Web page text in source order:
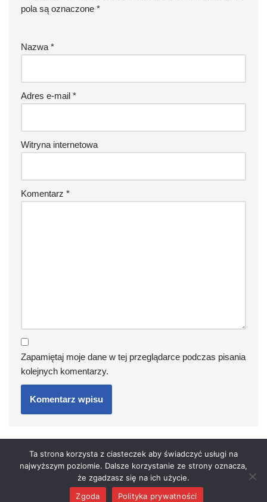
pola są oznaczone *
Nazwa *
Adres e-mail *
Witryna internetowa
Komentarz *
Zapamiętaj moje dane w tej przeglądarce podczas pisania
kolejnych komentarzy.
© 2024 lascalaswidnik.pl
Ta strona korzysta z ciasteczek aby świadczyć usługi na
najwyższym poziomie. Dalsze korzystanie ze strony oznacza,
że zgadzasz się na ich użycie.
Zgoda
Polityka prywatności